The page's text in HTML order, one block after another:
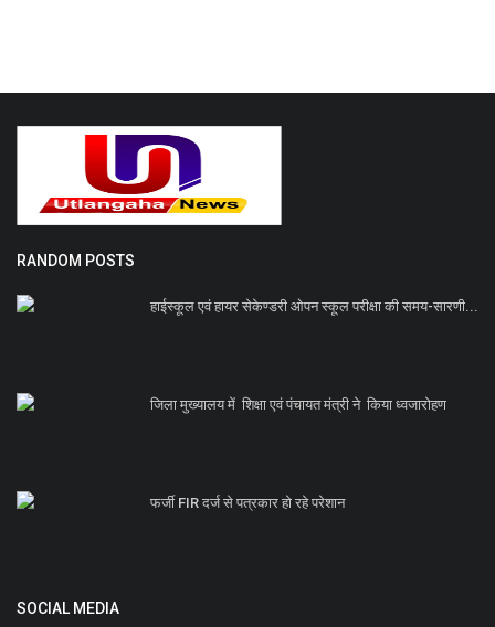
RANDOM POSTS
हाईस्कूल एवं हायर सेकेण्डरी ओपन स्कूल परीक्षा की समय-सारणी...
जिला मुख्यालय में शिक्षा एवं पंचायत मंत्री ने किया ध्वजारोहण
फर्जी FIR दर्ज से पत्रकार हो रहे परेशान
SOCIAL MEDIA